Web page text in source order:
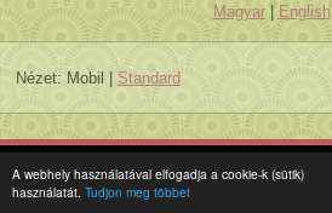
A webhely használatával elfogadja a cookie-k (sütik)
használatát. Tudjon meg többet
Magyar| English
Nézet: Mobil Standard